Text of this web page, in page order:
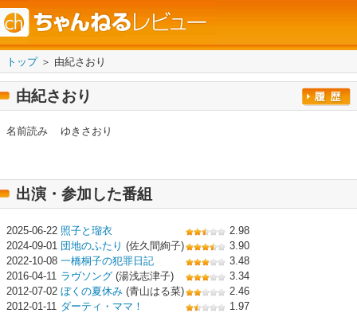
トップ＞ 由紀さおり
由紀さおり
名前読み ゆきさおり
出演・参加した番組
2025-06-22 照子と瑠衣
2.98
2024-09-01 団地のふたり (佐久間絢子)
3.90
2022-10-08 一橋桐子の犯罪日記
3.48
2016-04-11 ラヴソング (湯浅志津子)
3.34
2012-07-02 ぼくの夏休み (青山はる菜)
2.46
2012-01-11 ダーティ・ママ！
1.97